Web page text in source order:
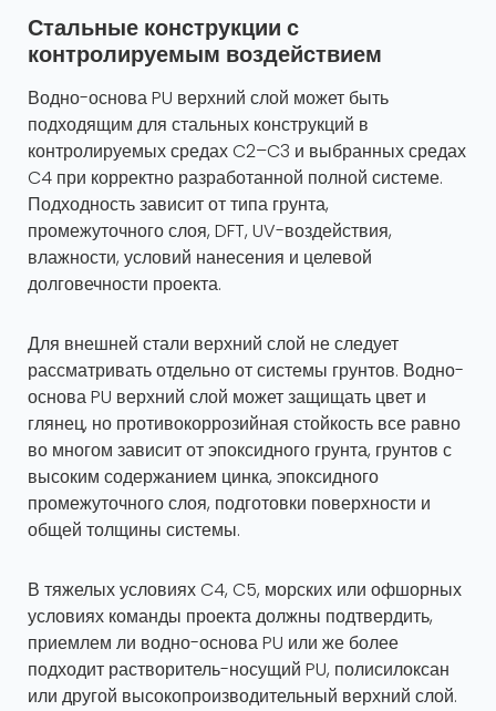
Стальные конструкции с
контролируемым воздействием
Водно-основа PU верхний слой может быть
подходящим для стальных конструкций в
контролируемых средах C2–C3 и выбранных средах
C4 при корректно разработанной полной системе.
Подходность зависит от типа грунта,
промежуточного слоя, DFT, UV-воздействия,
влажности, условий нанесения и целевой
долговечности проекта.
Для внешней стали верхний слой не следует
рассматривать отдельно от системы грунтов. Водно-
основа PU верхний слой может защищать цвет и
глянец, но противокоррозийная стойкость все равно
во многом зависит от эпоксидного грунта, грунтов с
высоким содержанием цинка, эпоксидного
промежуточного слоя, подготовки поверхности и
общей толщины системы.
В тяжелых условиях C4, C5, морских или офшорных
условиях команды проекта должны подтвердить,
приемлем ли водно-основа PU или же более
подходит растворитель-носущий PU, полисилоксан
или другой высокопроизводительный верхний слой.